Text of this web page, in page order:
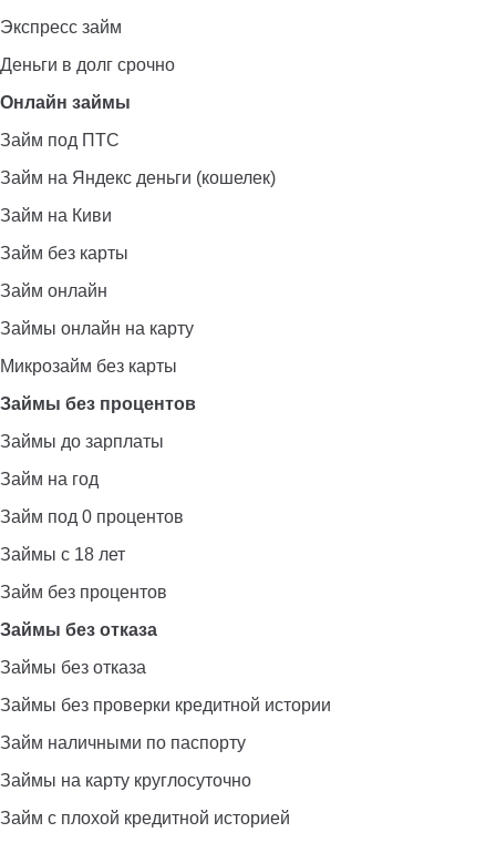
Экспресс займ
Деньги в долг срочно
Онлайн займы
Займ под ПТС
Займ на Яндекс деньги (кошелек)
Займ на Киви
Займ без карты
Займ онлайн
Займы онлайн на карту
Микрозайм без карты
Займы без процентов
Займы до зарплаты
Займ на год
Займ под 0 процентов
Займы с 18 лет
Займ без процентов
Займы без отказа
Займы без отказа
Займы без проверки кредитной истории
Займ наличными по паспорту
Займы на карту круглосуточно
Займ с плохой кредитной историей